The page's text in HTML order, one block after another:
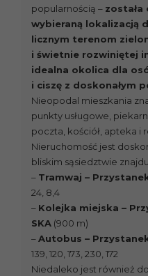
popularnością –
wybieraną lokalizacją
licznym terenom
i świetnie rozwiniętej
idealna okolica dla
i ciszę z doskonałym
Nieopodal mieszkania
punkty usługowe,
poczta, kościół, apteka i
Nieruchomość jest
bliskim sąsiedztwie
– Tramwaj –
24, 8,4
– Kolejka miejska –
SKA (900 m)
–Autobus –
139, 120, 173, 230, 172
Niedaleko jest również